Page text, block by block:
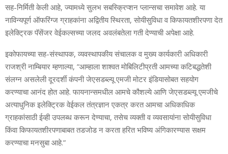
सह-निर्मिती केली आहे, ज्‍यामध्‍ये सुलभ सबस्क्रिप्‍शन प्‍लान्‍सचा समावेश आहे. या
नाविन्‍यपूर्ण ऑफरिंग्‍ज ग्राहकांना अद्वितीय स्थिरता, सोयीसुविधा व किफायतशीरपणा देत
इलेक्ट्रिक पॅसेंजर वेईकल्‍सच्‍या जलद अवलंबतेला गती देण्‍याची अपेक्षा आहे.
इकोफायच्‍या सह-संस्‍थापक, व्‍यवस्‍थापकीय संचालक व मुख्‍य कार्यकारी अधिकारी
राजश्री नाम्बियार म्‍हणाल्‍या, ”आम्‍हाला शाश्‍वत मोबिलिटीप्रती आमच्‍या कटिबद्धतेशी
संलग्‍न असलेली दूरदर्शी कंपनी जेएसडब्‍ल्‍यू एमजी मोटर इंडियासोबत सहयोग
करण्‍याचा आनंद होत आहे. फायनान्‍समधील आमचे कौशल्‍ये आणि जेएसडब्‍ल्‍यू एमजीचे
अत्‍याधुनिक इलेक्ट्रिक वेईकल तंत्रज्ञान एकत्र करत आमचा अधिकाधिक
ग्राहकांसाठी ईव्‍ही उपलब्‍ध करून देण्‍याचा, तसेच व्‍यक्‍ती व व्‍यवसायांना सोयीसुविधा
किंवा किफायतशीरपणाबाबत तडजोड न करता हरित भविष्‍य अंगिकारण्‍यास सक्षम
करण्‍याचा मनसुबा आहे.”